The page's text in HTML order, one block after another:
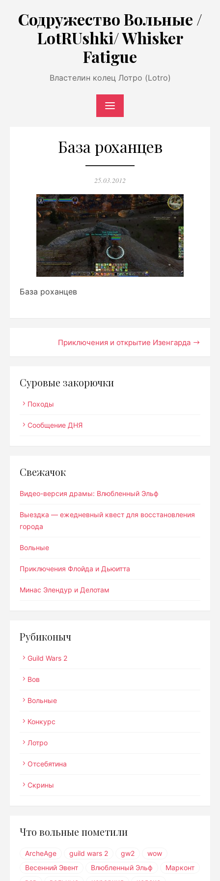
содержимому
Содружество Вольные /
LotRUshki/ Whisker
Fatigue
Властелин колец Лотро (Lotro)
База роханцев
Опубликовано
25.03.2012
База роханцев
Навигация
записям
Приключения и открытие Изенгарда
Суровые закорючки
Походы
Сообщение ДНЯ
Свежачок
Видео-версия драмы: Влюбленный Эльф
Выездка — ежедневный квест для восстановления
города
Вольные
Приключения Флойда и Дьюитта
Минас Элендур и Делотам
Рубиконыч
Guild Wars 2
Вов
Вольные
Конкурс
Лотро
Отсебятина
Скрины
Что вольные пометили
ArcheAge guild wars 2 gw2
wow
Весенний Эвент
Влюбленный Эльф
Марконт